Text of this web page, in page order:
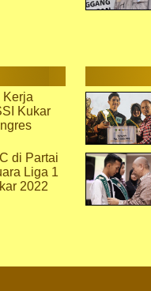
Kerja
Kukar
di Partai
Liga 1
2022